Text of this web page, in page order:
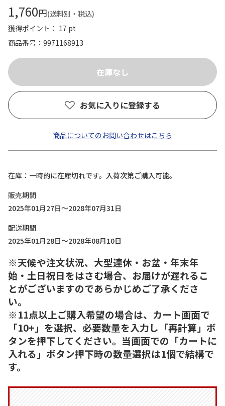
1,760円(送料別・税込)
獲得ポイント： 17 pt
商品番号
9971168913
お気に入りに登録する
商品についてのお問い合わせはこちら
在庫
一時的に在庫切れです。入荷次第ご購入可能。
販売期間
2025年01月27日～2028年07月31日
配送期間
2025年01月28日～2028年08月10日
※天候や注文状況、大型連休・お盆・年末年
始・土日祝日をはさむ場合、お届けが遅れるこ
とがございますのであらかじめご了承くださ
い。
※11点以上ご購入希望の場合は、カート画面で
「10+」を選択、必要数量を入力し「再計算」ボ
タンを押下してください。当画面での「カートに
入れる」ボタン押下時の数量選択は1個で結構で
す。